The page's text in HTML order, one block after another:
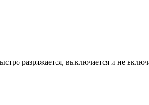
разряжается, выключается и не